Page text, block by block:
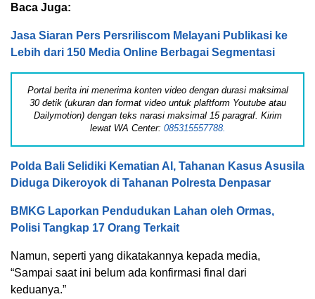
Baca Juga:
Jasa Siaran Pers Persriliscom Melayani Publikasi ke
Lebih dari 150 Media Online Berbagai Segmentasi
Portal berita ini menerima konten video dengan durasi maksimal
30 detik (ukuran dan format video untuk plaftform Youtube atau
Dailymotion) dengan teks narasi maksimal 15 paragraf. Kirim
lewat WA Center: 085315557788.
Polda Bali Selidiki Kematian AI, Tahanan Kasus Asusila
Diduga Dikeroyok di Tahanan Polresta Denpasar
BMKG Laporkan Pendudukan Lahan oleh Ormas,
Polisi Tangkap 17 Orang Terkait
Namun, seperti yang dikatakannya kepada media,
“Sampai saat ini belum ada konfirmasi final dari
keduanya.”